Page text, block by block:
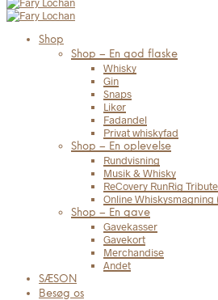
Shop
Shop – En god flaske
Whisky
Gin
Snaps
Likør
Fadandel
Privat whiskyfad
Shop – En oplevelse
Rundvisning
Musik & Whisky
ReCovery RunRig
Online Whiskysmagning
Shop – En gave
Gavekasser
Gavekort
Merchandise
Andet
SÆSON
Besøg os